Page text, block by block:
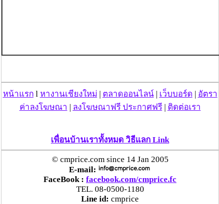
หน้าแรก l หางานเชียงใหม่ | ตลาดออนไลน์| เว็บบอร์ด | อัตรา
ค่าลงโฆษณา | ลงโฆษณาฟรี ประกาศฟรี| ติดต่อเรา
เพื่อนบ้านเราทั้งหมด วิธีแลก Link
© cmprice.com since 14 Jan 2005
E-mail:
FaceBook : facebook.com/cmprice.fc
TEL. 08-0500-1180
Line id: cmprice